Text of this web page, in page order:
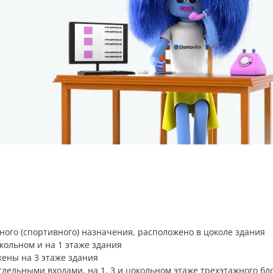
(спортивного) назначения, расположено в цоколе здания
и на 1 этаже здания
на 3 этаже здания
входами, на 1, 3 и цокольном этаже трехэтажного